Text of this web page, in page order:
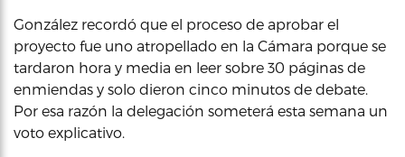
González recordó que el proceso de aprobar el
proyecto fue uno atropellado en la Cámara porque se
tardaron hora y media en leer sobre 30 páginas de
enmiendas y solo dieron cinco minutos de debate.
Por esa razón la delegación someterá esta semana un
voto explicativo.